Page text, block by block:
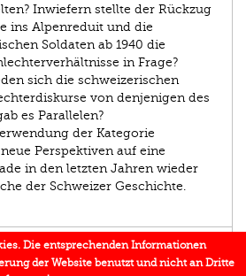
Inwiefern stellte der Rückzug
ins Alpenreduit und die
Soldaten ab 1940 die
in Frage?
sich die schweizerischen
von denjenigen des
es Parallelen?
der Kategorie
Perspektiven auf eine
in den letzten Jahren wieder
der Schweizer Geschichte.
Die entsprechenden Informationen
der Website benutzt und nicht an Dritte